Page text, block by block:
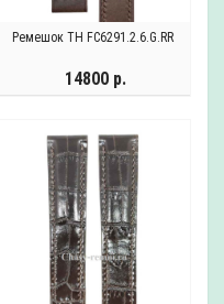
Ремешок TH FC6291.2.6.G.RR
14800 р.